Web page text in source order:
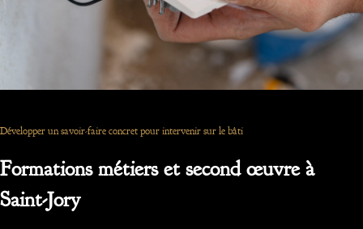
Développer un savoir-faire concret pour intervenir sur le bâti
Formations métiers et second œuvre à
Saint-Jory